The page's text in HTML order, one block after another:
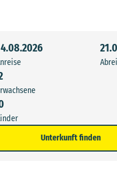
Unterkunft finden